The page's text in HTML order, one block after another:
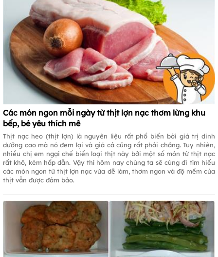
Các món ngon mỗi ngày từ thịt lợn nạc thơm lừng khu
bếp, bé yêu thích mê
Thịt nạc heo (thịt lợn) là nguyên liệu rất phổ biến bởi giá trị dinh
dưỡng cao mà nó đem lại và giá cả cũng rất phải chăng. Tuy nhiên,
nhiều chị em ngại chế biến loại thịt này bởi một số món từ thịt nạc
rất khô, kém hấp dẫn. Vậy thì hôm nay chúng ta sẽ cùng đi tìm hiểu
các món ngon từ thịt lợn nạc vừa dễ làm, thơm ngon và độ mềm của
thịt vẫn được đảm bảo.